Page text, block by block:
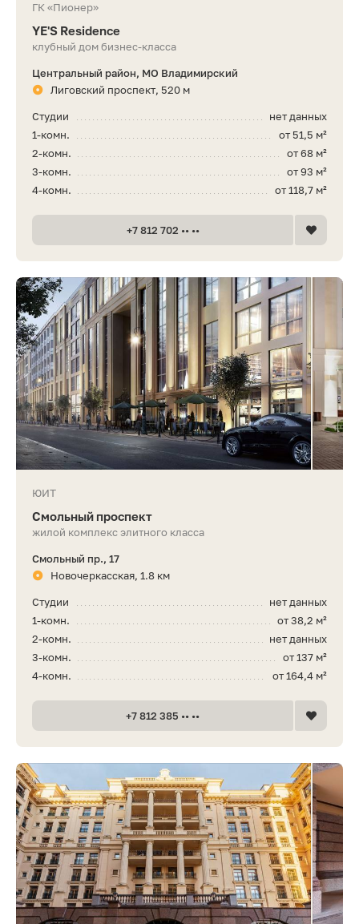
ГК «Пионер»
YE'S Residence
клубный дом бизнес-класса
Центральный район, МО Владимирский
Лиговский проспект, 520 м
нет данных
Студии
от 51,5 м²
1-комн.
от 68 м²
2-комн.
от 93 м²
3-комн.
от 118,7 м²
4-комн.
+7 812 702 •• ••
ЮИТ
Смольный проспект
жилой комплекс элитного класса
Смольный пр., 17
Новочеркасская, 1.8 км
нет данных
Студии
от 38,2 м²
1-комн.
нет данных
2-комн.
от 137 м²
3-комн.
от 164,4 м²
4-комн.
+7 812 385 •• ••